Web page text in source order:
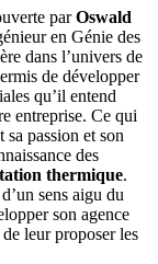
parOswald
en Génie des
dans l’univers de
de développer
qu’il entend
entreprise. Ce qui
passion et son
des
thermique.
sens aigu du
son agence
leur proposer les